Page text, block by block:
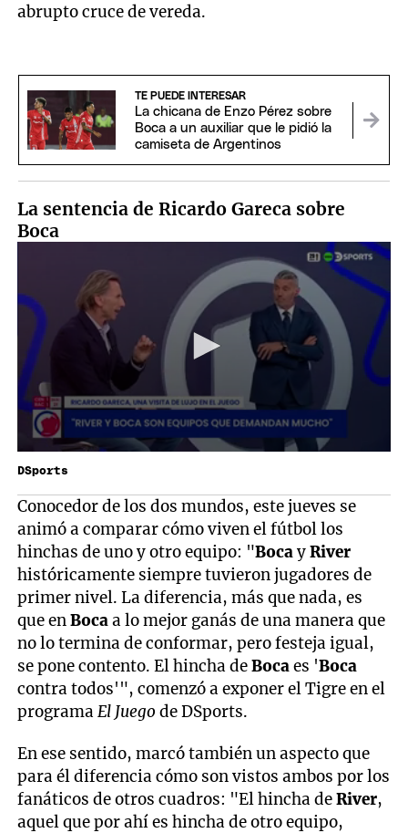
abrupto cruce de vereda.
TE PUEDE INTERESAR
La chicana de Enzo Pérez sobre
Boca a un auxiliar que le pidió la
camiseta de Argentinos
La sentencia de Ricardo Gareca sobre
Boca
DSports
Conocedor de los dos mundos, este jueves se
animó a comparar cómo viven el fútbol los
hinchas de uno y otro equipo: "BocayRiver
históricamente siempre tuvieron jugadores de
primer nivel. La diferencia, más que nada, es
que enBocaa lo mejor ganás de una manera que
no lo termina de conformar, pero festeja igual,
se pone contento. El hincha deBocaes 'Boca
contra todos'", comenzó a exponer el Tigre en el
programaEl Juego de DSports.
En ese sentido, marcó también un aspecto que
para él diferencia cómo son vistos ambos por los
fanáticos de otros cuadros: "El hincha deRiver,
aquel que por ahí es hincha de otro equipo,